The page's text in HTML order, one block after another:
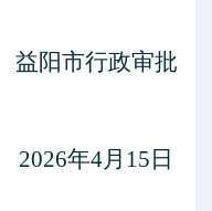
益阳市行政审批
2026年4月15日